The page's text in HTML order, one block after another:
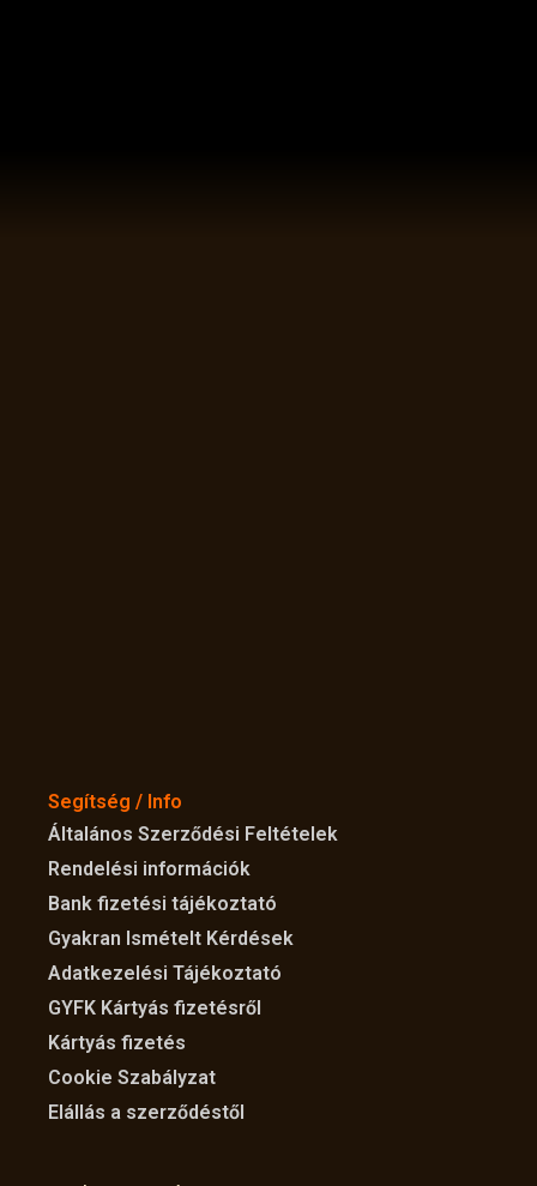
Segítség / Info
Általános Szerződési Feltételek
Rendelési információk
Bank fizetési tájékoztató
Gyakran Ismételt Kérdések
Adatkezelési Tájékoztató
GYFK Kártyás fizetésről
Kártyás fizetés
Cookie Szabályzat
Elállás a szerződéstől